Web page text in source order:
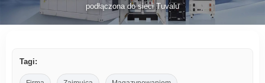
podłączona do sieci Tuvalu
Tagi: